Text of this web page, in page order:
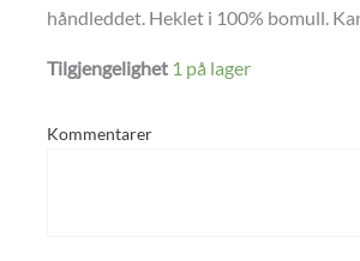
håndleddet. Heklet i 100% bomull.
Tilgjengelighet 1 på lager
Kommentarer